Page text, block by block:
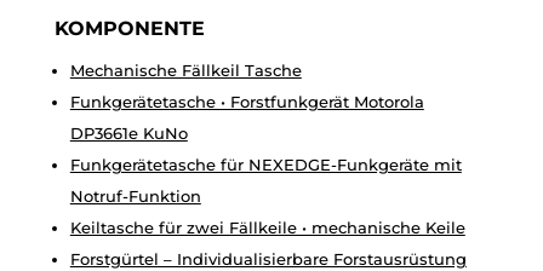
KOMPONENTE
Mechanische Fällkeil Tasche
Funkgerätetasche • Forstfunkgerät Motorola
DP3661e KuNo
Funkgerätetasche für NEXEDGE-Funkgeräte mit
Notruf-Funktion
Keiltasche für zwei Fällkeile • mechanische Keile
Forstgürtel – Individualisierbare Forstausrüstung